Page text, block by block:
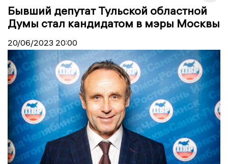
Бывший депутат Тульской областной
Думы стал кандидатом в мэры Москвы
20/06/2023 20:00